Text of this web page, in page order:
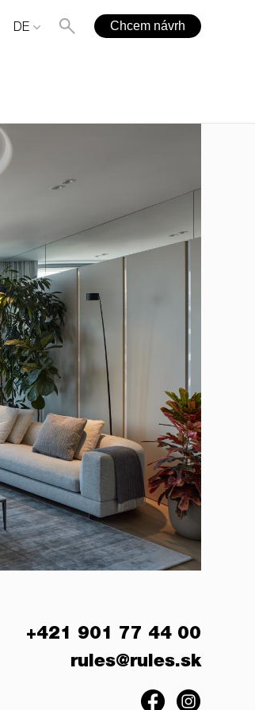
DE Chcem návrh
+421 901 77 44 00
rules@rules.sk